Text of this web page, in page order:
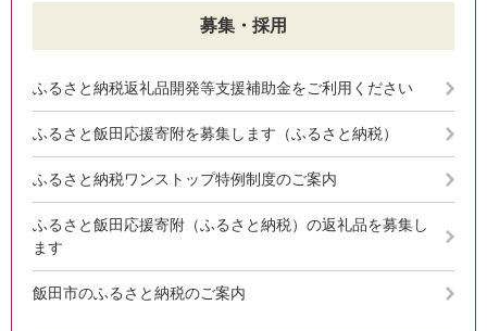
募集・採用
ふるさと納税返礼品開発等支援補助金をご利用ください
ふるさと飯田応援寄附を募集します（ふるさと納税）
ふるさと納税ワンストップ特例制度のご案内
ふるさと飯田応援寄附（ふるさと納税）の返礼品を募集し
ます
飯田市のふるさと納税のご案内